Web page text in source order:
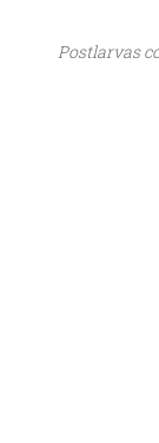
Postlarvas